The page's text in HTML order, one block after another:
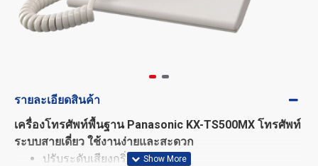
รายละเอียดสินค้า
เครื่องโทรศัพท์พื้นฐาน Panasonic KX-TS500MX โทรศัพท์
ระบบสายเดี่ยว ใช้งานง่ายและสะดวก
ปรับระดับเสียงกริ่งได้ 3 ระดับ